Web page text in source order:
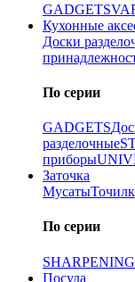
GADGETS
Кухонные
Доски
По серии
GADGETS
разделочные
приборы
Заточка
Мусаты
По серии
Посуда